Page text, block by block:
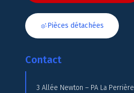
Pièces détachées
Contact
3 Allée Newton – PA La Perrière